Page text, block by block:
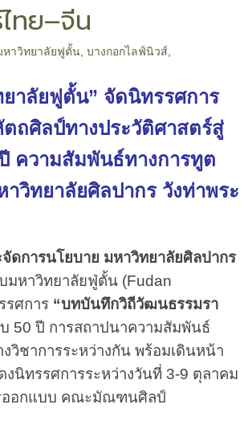
ทย–จีน
หาวิทยาลัยฟูตั้น ,บางกอกไลฟ์นิวส์
าลัยฟูตั้น” จัดนิทรรศการ
ถศิลป์ทางประวัติศาสตร์สู่
ความสัมพันธ์ทางการทูต
วิทยาลัยศิลปากร วังท่าพระ
การนโยบาย มหาวิทยาลัยศิลปากร
มหาวิทยาลัยฟู่ตั้น (Fudan
รศการ “บทบันทึกวิถีวัฒนธรรมรา
50 ปี การสถาปนาความสัมพันธ์
วิชาการระหว่างกัน พร้อมเดินหน้า
นิทรรศการระหว่างวันที่ 3-9 ตุลาคม
ออกแบบ คณะมัณฑนศิลป์